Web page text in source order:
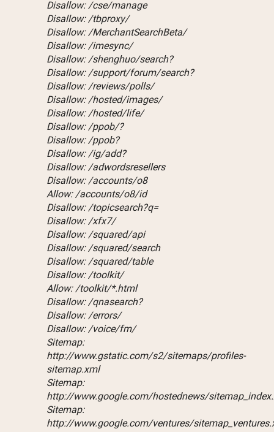
Disallow: /cse/manage
Disallow: /tbproxy/
Disallow: /MerchantSearchBeta/
Disallow: /imesync/
Disallow: /shenghuo/search?
Disallow: /support/forum/search?
Disallow: /reviews/polls/
Disallow: /hosted/images/
Disallow: /hosted/life/
Disallow: /ppob/?
Disallow: /ppob?
Disallow: /ig/add?
Disallow: /adwordsresellers
Disallow: /accounts/o8
Allow: /accounts/o8/id
Disallow: /topicsearch?q=
Disallow: /xfx7/
Disallow: /squared/api
Disallow: /squared/search
Disallow: /squared/table
Disallow: /toolkit/
Allow: /toolkit/*.html
Disallow: /qnasearch?
Disallow: /errors/
Disallow: /voice/fm/
Sitemap:
http://www.gstatic.com/s2/sitemaps/profiles-
sitemap.xml
Sitemap:
http://www.google.com/hostednews/
Sitemap:
http://www.google.com/ventures/